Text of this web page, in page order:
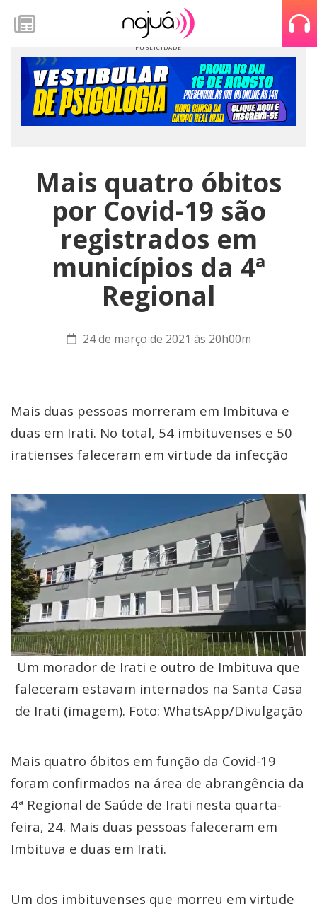
Mais quatro óbitos
por Covid-19 são
registrados em
municípios da 4ª
Regional
24 de março de 2021 às 20h00m
Mais duas pessoas morreram em Imbituva e
duas em Irati. No total, 54 imbituvenses e 50
iratienses faleceram em virtude da infecção
Um morador de Irati e outro de Imbituva que
faleceram estavam internados na Santa Casa
de Irati (imagem). Foto: WhatsApp/Divulgação
Mais quatro óbitos em função da Covid-19
foram confirmados na área de abrangência da
4ª Regional de Saúde de Irati nesta quarta-
feira, 24. Mais duas pessoas faleceram em
Imbituva e duas em Irati.
Um dos imbituvenses que morreu em virtude